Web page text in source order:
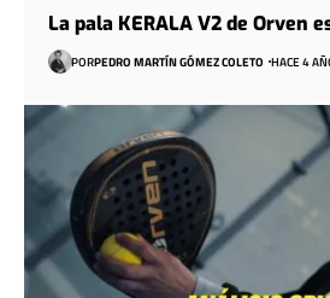
La pala KERALA V2 de Orven
PORPEDRO MARTÍN GÓMEZ COLETO HACE 4